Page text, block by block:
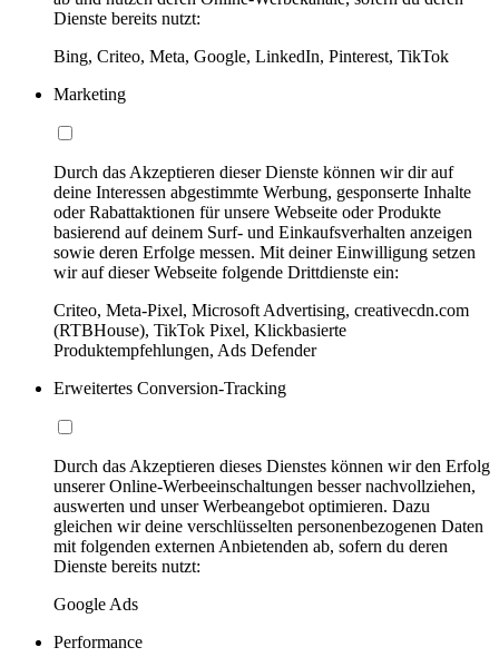
Dienste bereits nutzt:
Bing, Criteo, Meta, Google, LinkedIn, Pinterest, TikTok
Marketing
Durch das Akzeptieren dieser Dienste können wir dir auf
deine Interessen abgestimmte Werbung, gesponserte Inhalte
oder Rabattaktionen für unsere Webseite oder Produkte
basierend auf deinem Surf- und Einkaufsverhalten anzeigen
sowie deren Erfolge messen. Mit deiner Einwilligung setzen
wir auf dieser Webseite folgende Drittdienste ein:
Criteo, Meta-Pixel, Microsoft Advertising, creativecdn.com
(RTBHouse), TikTok Pixel, Klickbasierte
Produktempfehlungen, Ads Defender
Erweitertes Conversion-Tracking
Durch das Akzeptieren dieses Dienstes können wir den Erfolg
unserer Online-Werbeeinschaltungen besser nachvollziehen,
auswerten und unser Werbeangebot optimieren. Dazu
gleichen wir deine verschlüsselten personenbezogenen Daten
mit folgenden externen Anbietenden ab, sofern du deren
Dienste bereits nutzt:
Google Ads
Performance